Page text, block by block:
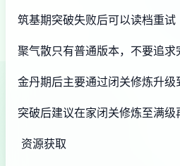
筑基期突破失败后可以读档重试
聚气散只有普通版本，不要追求
金丹期后主要通过闭关修炼升级
突破后建议在家闭关修炼至满级
资源获取